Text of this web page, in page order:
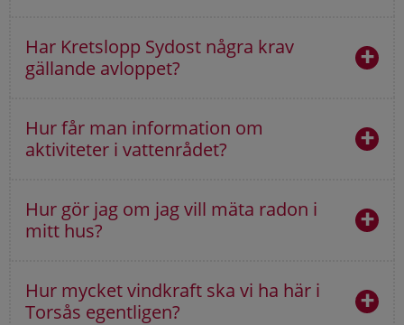
Har Kretslopp Sydost några krav
gällande avloppet?
Hur får man information om
aktiviteter i vattenrådet?
Hur gör jag om jag vill mäta radon i
mitt hus?
Hur mycket vindkraft ska vi ha här i
Torsås egentligen?